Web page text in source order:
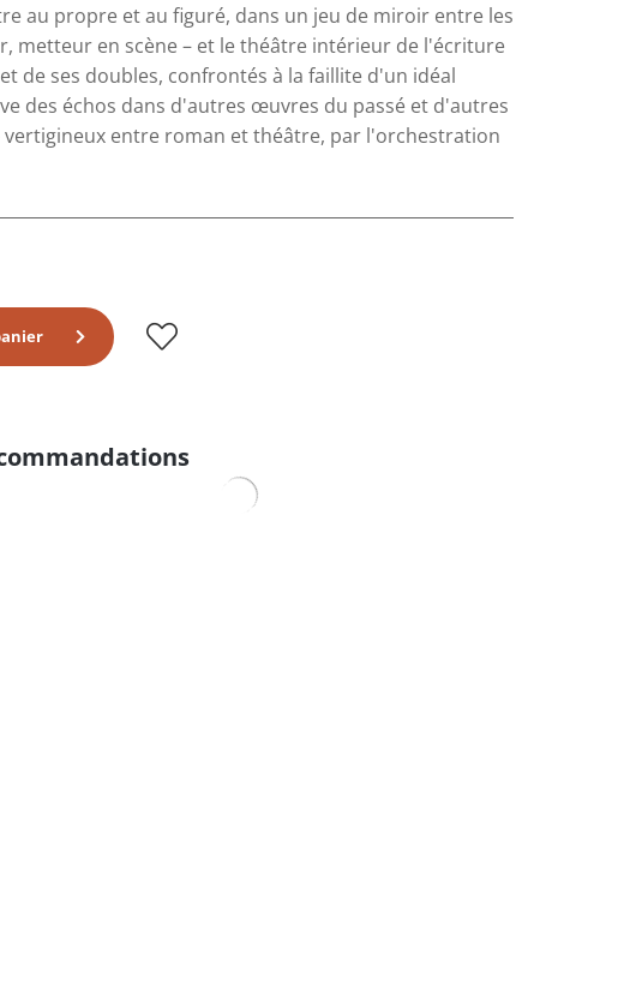
au propre et au figuré, dans un jeu de miroir entre les
metteur en scène – et le théâtre intérieur de l'écriture
de ses doubles, confrontés à la faillite d'un idéal
des échos dans d'autres œuvres du passé et d'autres
vertigineux entre roman et théâtre, par l'orchestration